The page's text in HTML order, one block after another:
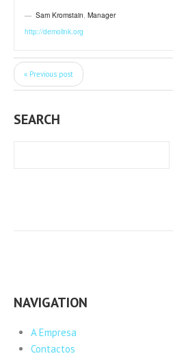
Sam Kromstain, Manager
http://demolink.org
« Previous post
SEARCH
NAVIGATION
A Empresa
Contactos